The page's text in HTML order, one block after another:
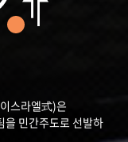
스라엘式)은
을 민간주도로 선발하